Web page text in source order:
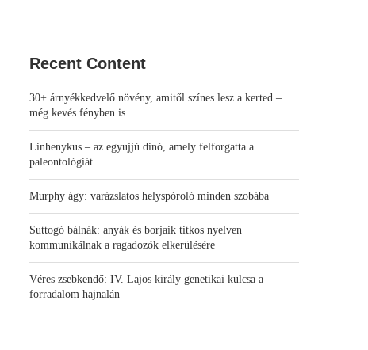
Recent Content
30+ árnyékkedvelő növény, amitől színes lesz a kerted –
még kevés fényben is
Linhenykus – az egyujjú dinó, amely felforgatta a
paleontológiát
Murphy ágy: varázslatos helyspóroló minden szobába
Suttogó bálnák: anyák és borjaik titkos nyelven
kommunikálnak a ragadozók elkerülésére
Véres zsebkendő: IV. Lajos király genetikai kulcsa a
forradalom hajnalán